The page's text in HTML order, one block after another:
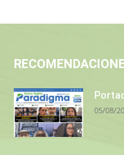
05/08/